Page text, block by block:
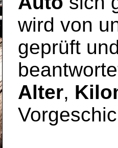
wird von
geprüft
Alter,